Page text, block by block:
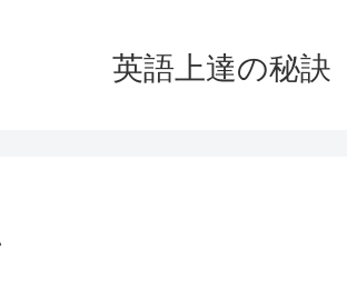
英語上達の秘訣